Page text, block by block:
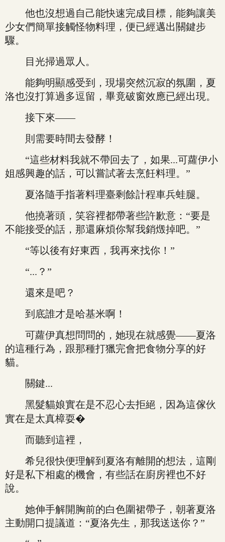
他也沒想過自己能快速完成目標，能夠讓美
少女們簡單接觸怪物料理，便已經邁出關鍵步
驟。
目光掃過眾人。
能夠明顯感受到，現場突然沉寂的氛圍，夏
洛也沒打算過多逗留，畢竟破窗效應已經出現。
接下來——
則需要時間去發酵！
“這些材料我就不帶回去了，如果...可蘿伊小
姐感興趣的話，可以嘗試著去烹飪料理。”
夏洛隨手指著料理臺剩餘計程車兵蛙腿。
他撓著頭，笑容裡都帶著些許歉意：“要是
不能接受的話，那還麻煩你幫我銷燬掉吧。”
“等以後有好東西，我再來找你！”
“...？”
還來是吧？
到底誰才是哈基米啊！
可蘿伊真想問問的，她現在就感覺——夏洛
的這種行為，跟那種打獵完會把食物分享的好
貓。
關鍵...
黑髮貓娘實在是不忍心去拒絕，因為這傢伙
實在是太真樟耍�
而聽到這裡，
希兒很快便理解到夏洛有離開的想法，這剛
好是私下相處的機會，有些話在廚房裡也不好
說。
她伸手解開胸前的白色圍裙帶子，朝著夏洛
主動開口提議道：“夏洛先生，那我送送你？”